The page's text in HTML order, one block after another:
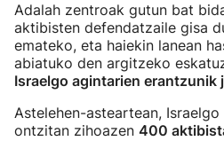
Adalah zentroak gutun bat
aktibisten defendatzaile gisa
emateko, eta haiekin lanean
abiatuko den argitzeko
Israelgo agintarien erantzunik
Astelehen-asteartean,
ontzitan zihoazen 400